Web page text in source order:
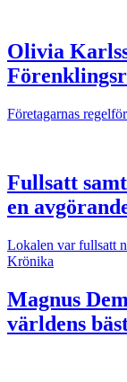
Olivia
Företagarnas
Fullsatt
en
Lokalen var fullsatt
Krönika
Magnus
världens